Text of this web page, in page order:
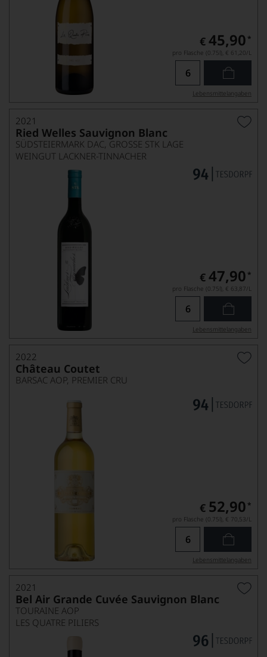
€ 45,90 *
pro Flasche (0.75l), € 61,20/L
Lebensmittel­angaben
2021
Ried Welles Sauvignon Blanc
SÜDSTEIERMARK DAC, GROSSE STK LAGE
WEINGUT LACKNER-TINNACHER
€ 47,90 *
pro Flasche (0.75l), € 63,87/L
Lebensmittel­angaben
2022
Château Coutet
BARSAC AOP, PREMIER CRU
€ 52,90 *
pro Flasche (0.75l), € 70,53/L
Lebensmittel­angaben
2021
Bel Air Grande Cuvée Sauvignon Blanc
TOURAINE AOP
LES QUATRE PILIERS